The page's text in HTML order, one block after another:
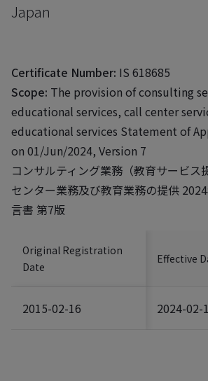
Japan
Certificate Number: IS 618685
Scope: The provision of consulting
educational services, call center
educational services Statement of
on 01/Jun/2024, Version 7
コンサルティング業務（教育サービス
センター業務及び教育業務の提供
言書 第7版
Original Registration
Date
Effective
2015-02-16 2024-02-